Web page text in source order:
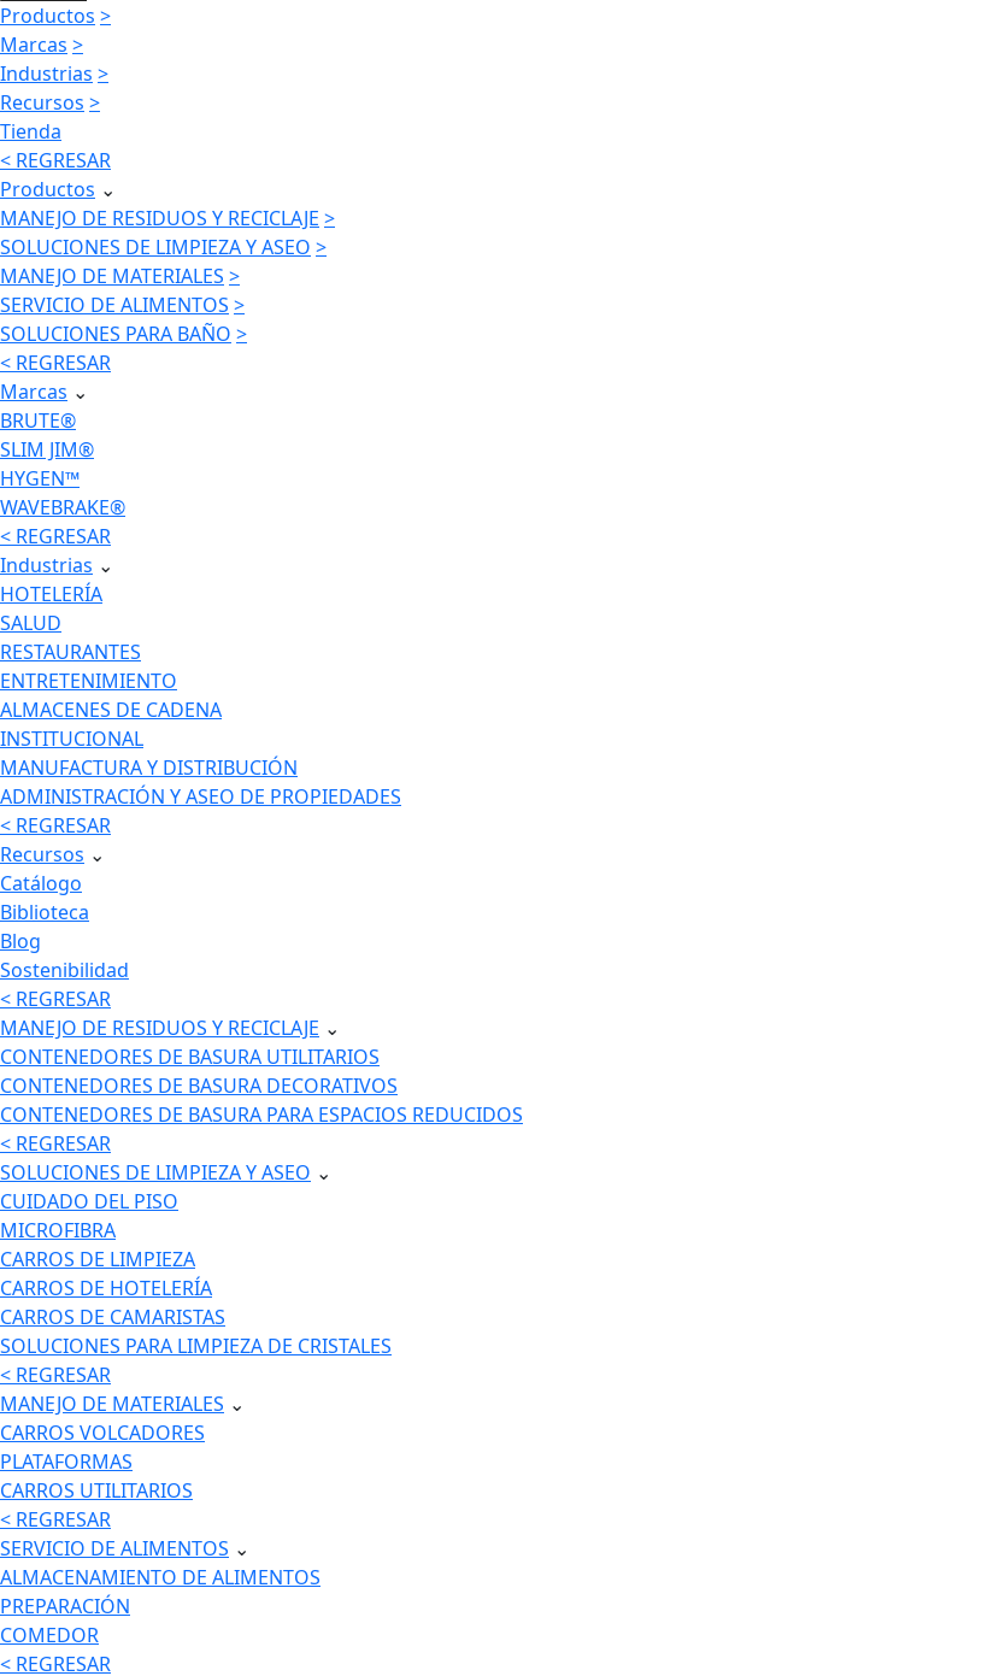
Productos >
Marcas >
Industrias >
Recursos >
Tienda
< REGRESAR
Productos ⌄
MANEJO DE RESIDUOS Y RECICLAJE >
SOLUCIONES DE LIMPIEZA Y ASEO >
MANEJO DE MATERIALES >
SERVICIO DE ALIMENTOS >
SOLUCIONES PARA BAÑO >
< REGRESAR
Marcas ⌄
BRUTE®
SLIM JIM®
HYGEN™
WAVEBRAKE®
< REGRESAR
Industrias ⌄
HOTELERÍA
SALUD
RESTAURANTES
ENTRETENIMIENTO
ALMACENES DE CADENA
INSTITUCIONAL
MANUFACTURA Y DISTRIBUCIÓN
ADMINISTRACIÓN Y ASEO DE PROPIEDADES
< REGRESAR
Recursos ⌄
Catálogo
Biblioteca
Blog
Sostenibilidad
< REGRESAR
MANEJO DE RESIDUOS Y RECICLAJE ⌄
CONTENEDORES DE BASURA UTILITARIOS
CONTENEDORES DE BASURA DECORATIVOS
CONTENEDORES DE BASURA PARA ESPACIOS REDUCIDOS
< REGRESAR
SOLUCIONES DE LIMPIEZA Y ASEO ⌄
CUIDADO DEL PISO
MICROFIBRA
CARROS DE LIMPIEZA
CARROS DE HOTELERÍA
CARROS DE CAMARISTAS
SOLUCIONES PARA LIMPIEZA DE CRISTALES
< REGRESAR
MANEJO DE MATERIALES ⌄
CARROS VOLCADORES
PLATAFORMAS
CARROS UTILITARIOS
< REGRESAR
SERVICIO DE ALIMENTOS ⌄
ALMACENAMIENTO DE ALIMENTOS
PREPARACIÓN
COMEDOR
< REGRESAR